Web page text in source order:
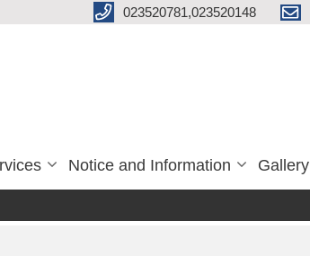
023520781,023520148
Notice and Information Gallery